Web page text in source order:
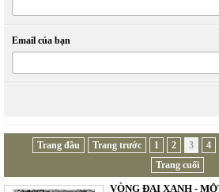
Email của bạn
Trang đầu Trang trước 1 2 3 4
Trang cuối
VÒNG ĐAI XANH -